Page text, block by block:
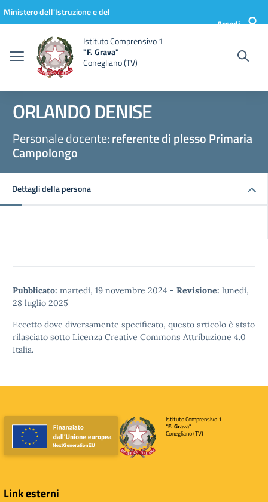
Vai ai contenuti
Vai al menu di navigazione
Vai al footer
Ministero dell'Istruzione e del
Accedi
Istituto Comprensivo 1
"F. Grava"
Conegliano (TV)
ORLANDO DENISE
Personale docente:referente di plesso Primaria
Campolongo
Dettagli della persona
Pubblicato: martedì, 19 novembre 2024 - Revisione: lunedì,
28 luglio 2025
Eccetto dove diversamente specificato, questo articolo è stato
rilasciato sotto Licenza Creative Commons Attribuzione 4.0
Italia.
Istituto Comprensivo 1
"F. Grava"
Conegliano (TV)
Link esterni